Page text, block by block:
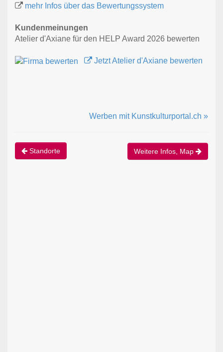
mehr Infos über das Bewertungssystem
Kundenmeinungen
Atelier d'Axiane für den HELP Award 2026 bewerten
Jetzt Atelier d'Axiane bewerten
Werben mit Kunstkulturportal.ch »
Standorte Weitere Infos, Map